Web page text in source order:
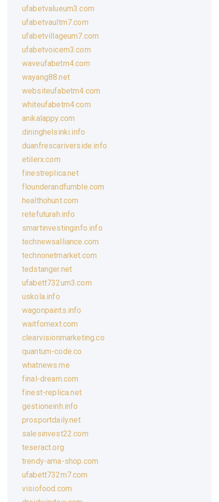
ufabetvalueum3.com
ufabetvaultm7.com
ufabetvillageum7.com
ufabetvoicem3.com
waveufabetm4.com
wayang88.net
websiteufabetm4.com
whiteufabetm4.com
anikalappy.com
dininghelsinki.info
duanfrescariverside.info
etilerx.com
finestreplica.net
flounderandfumble.com
healthohunt.com
retefuturah.info
smartinvestinginfo.info
technewsalliance.com
technonetmarket.com
tedstanger.net
ufabett732um3.com
uskola.info
wagonpaints.info
waitfornext.com
clearvisionmarketing.co
quantum-code.co
whatnews.me
final-dream.com
finest-replica.net
gestioneinh.info
prosportdaily.net
salesinvest22.com
teseract.org
trendy-ama-shop.com
ufabett732m7.com
visiofood.com